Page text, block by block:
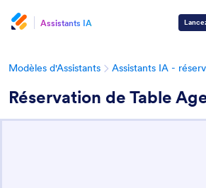
Assistants IA
Modèles d'Assistants Assistants IA -
Réservation de Table